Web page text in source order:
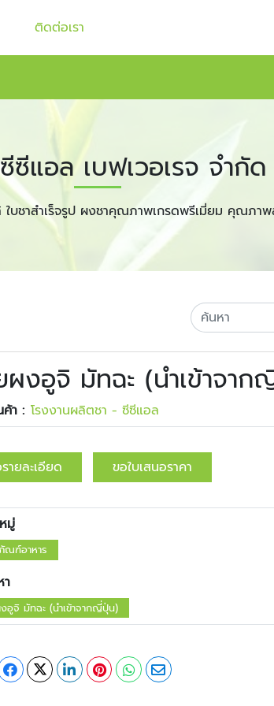
ติดต่อเรา
ซีแอล เบฟเวอเรจ จำกัด
ใบชาสำเร็จรูป ผงชาคุณภาพเกรดพรีเมี่ยม คุณภ
ผงอูจิ มัทฉะ (นำเข้าจา
า : โรงงานผลิตชา - ซีซีแอล
ายละเอียด ขอใบเสนอราคา
มู่
ณฑ์อาหาร
า
อูจิ มัทฉะ (นำเข้าจากญี่ปุ่น)